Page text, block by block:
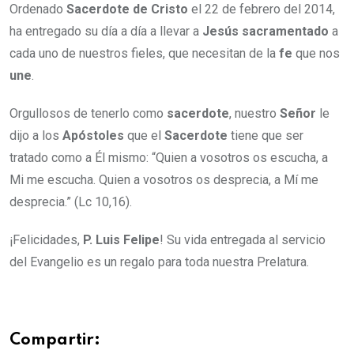
Ordenado Sacerdote de Cristo el 22 de febrero del 2014,
ha entregado su día a día a llevar a Jesús sacramentado a
cada uno de nuestros fieles, que necesitan de la fe que nos
une
Orgullosos de tenerlo como sacerdote, nuestro Señor le
dijo a los Apóstoles que el Sacerdote tiene que ser
tratado como a Él mismo: “Quien a vosotros os escucha, a
Mi me escucha. Quien a vosotros os desprecia, a Mí me
desprecia.” (Lc 10,16).
¡Felicidades, P. Luis Felipe! Su vida entregada al servicio
del Evangelio es un regalo para toda nuestra Prelatura.
Compartir: